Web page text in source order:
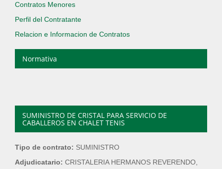
Contratos Menores
Perfil del Contratante
Relacion e Informacion de Contratos
Normativa
SUMINISTRO DE CRISTAL PARA SERVICIO DE
CABALLEROS EN CHALET TENIS
Tipo de contrato: SUMINISTRO
Adjudicatario: CRISTALERIA HERMANOS REVERENDO,